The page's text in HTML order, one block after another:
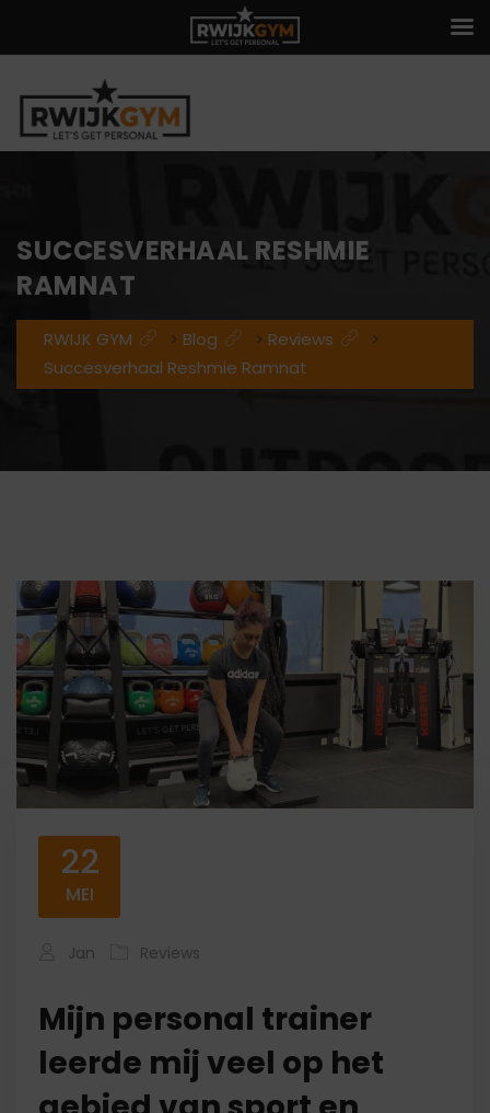
SUCCESVERHAAL RESHMIE
RAMNAT
RWIJK GYM > Blog > Reviews
>
Succesverhaal Reshmie Ramnat
22
MEI
Jan Reviews
Mijn personal trainer
leerde mij veel op het